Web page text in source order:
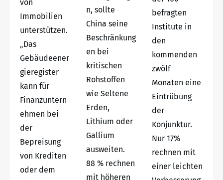
von
Immobilien
unterstützen.
„Das
Gebäudeener
gieregister
kann für
Finanzuntern
ehmen bei
der
Bepreisung
von Krediten
oder dem
n, sollte
China seine
Beschränkung
en bei
kritischen
Rohstoffen
wie Seltene
Erden,
Lithium oder
Gallium
ausweiten.
88 % rechnen
mit höheren
befragten
Institute in
den
kommenden
zwölf
Monaten eine
Eintrübung
der
Konjunktur.
Nur 17%
rechnen mit
einer leichten